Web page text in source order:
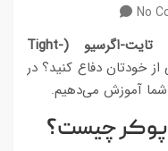
No
تایت-اگرسیو (Tight-
خودتان دفاع کنید؟ در
شما آموزش می‌دهیم.
پوکر چیست؟